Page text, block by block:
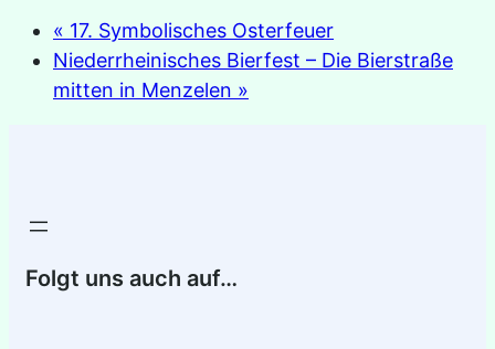
« 17. Symbolisches Osterfeuer
Niederrheinisches Bierfest – Die Bierstraße
mitten in Menzelen »
Folgt uns auch auf…